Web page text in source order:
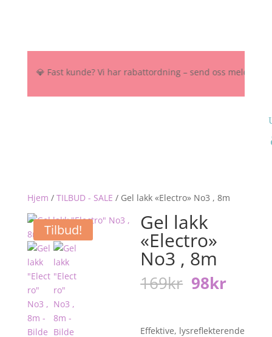
💎 Fast kunde? Vi har rabattordning – send oss melding
Hjem / TILBUD - SALE / Gel lakk «Electro» No3 , 8m
Tilbud! Gel lakk
«Electro»
No3 , 8m
169kr
pris
169kr.
98kr
98kr.
Effektive, lysreflekterende